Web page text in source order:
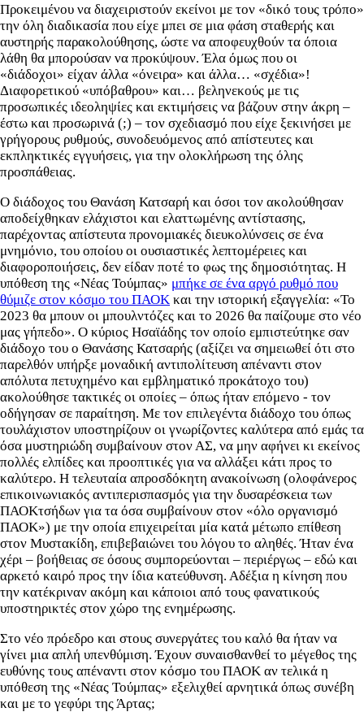
Προκειμένου να διαχειριστούν εκείνοι με τον «δικό τους τρόπο»
την όλη διαδικασία που είχε μπει σε μια φάση σταθερής και
αυστηρής παρακολούθησης, ώστε να αποφευχθούν τα όποια
λάθη θα μπορούσαν να προκύψουν. Έλα όμως που οι
«διάδοχοι» είχαν άλλα «όνειρα» και άλλα… «σχέδια»!
Διαφορετικού «υπόβαθρου» και… βεληνεκούς με τις
προσωπικές ιδεοληψίες και εκτιμήσεις να βάζουν στην άκρη –
έστω και προσωρινά (;) – τον σχεδιασμό που είχε ξεκινήσει με
γρήγορους ρυθμούς, συνοδευόμενος από απίστευτες και
εκπληκτικές εγγυήσεις, για την ολοκλήρωση της όλης
προσπάθειας.
Ο διάδοχος του Θανάση Κατσαρή και όσοι τον ακολούθησαν
αποδείχθηκαν ελάχιστοι και ελαττωμένης αντίστασης,
παρέχοντας απίστευτα προνομιακές διευκολύνσεις σε ένα
μνημόνιο, του οποίου οι ουσιαστικές λεπτομέρειες και
διαφοροποιήσεις, δεν είδαν ποτέ το φως της δημοσιότητας. Η
υπόθεση της «Νέας Τούμπας» μπήκε σε ένα αργό ρυθμό που
θύμιζε στον κόσμο του ΠΑΟΚ και την ιστορική εξαγγελία: «Το
2023 θα μπουν οι μπουλντόζες και το 2026 θα παίζουμε στο νέο
μας γήπεδο». Ο κύριος Ησαϊάδης τον οποίο εμπιστεύτηκε σαν
διάδοχο του ο Θανάσης Κατσαρής (αξίζει να σημειωθεί ότι στο
παρελθόν υπήρξε μοναδική αντιπολίτευση απέναντι στον
απόλυτα πετυχημένο και εμβληματικό προκάτοχο του)
ακολούθησε τακτικές οι οποίες – όπως ήταν επόμενο - τον
οδήγησαν σε παραίτηση. Με τον επιλεγέντα διάδοχο του όπως
τουλάχιστον υποστηρίζουν οι γνωρίζοντες καλύτερα από εμάς τα
όσα μυστηριώδη συμβαίνουν στον ΑΣ, να μην αφήνει κι εκείνος
πολλές ελπίδες και προοπτικές για να αλλάξει κάτι προς το
καλύτερο. Η τελευταία απροσδόκητη ανακοίνωση (ολοφάνερος
επικοινωνιακός αντιπερισπασμός για την δυσαρέσκεια των
ΠΑΟΚτσήδων για τα όσα συμβαίνουν στον «όλο οργανισμό
ΠΑΟΚ») με την οποία επιχειρείται μία κατά μέτωπο επίθεση
στον Μυστακίδη, επιβεβαιώνει του λόγου το αληθές. Ήταν ένα
χέρι – βοήθειας σε όσους συμπορεύονται – περιέργως – εδώ και
αρκετό καιρό προς την ίδια κατεύθυνση. Αδέξια η κίνηση που
την κατέκριναν ακόμη και κάποιοι από τους φανατικούς
υποστηρικτές στον χώρο της ενημέρωσης.
Στο νέο πρόεδρο και στους συνεργάτες του καλό θα ήταν να
γίνει μια απλή υπενθύμιση. Έχουν συναισθανθεί το μέγεθος της
ευθύνης τους απέναντι στον κόσμο του ΠΑΟΚ αν τελικά η
υπόθεση της «Νέας Τούμπας» εξελιχθεί αρνητικά όπως συνέβη
και με το γεφύρι της Άρτας;